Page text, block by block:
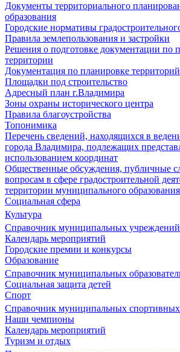
Документы территориального
образования
Городские нормативы
Правила землепользования и застройки
Решения о подготовке документации по
территории
Документация по планировке территорий
Площадки под строительство
Адресный план г.Владимира
Зоны охраны исторического центра
Правила благоустройства
Топонимика
Перечень сведений, находящихся в
города Владимира, подлежащих
использованием координат
Общественные обсуждения, публичные
вопросам в сфере градостроительной
территории муниципального
Социальная сфера
Культура
Справочник муниципальных учреждений
Календарь мероприятий
Городские премии и конкурсы
Образование
Справочник муниципальных
Социальная защита детей
Спорт
Справочник муниципальных
Наши чемпионы
Календарь мероприятий
Туризм и отдых